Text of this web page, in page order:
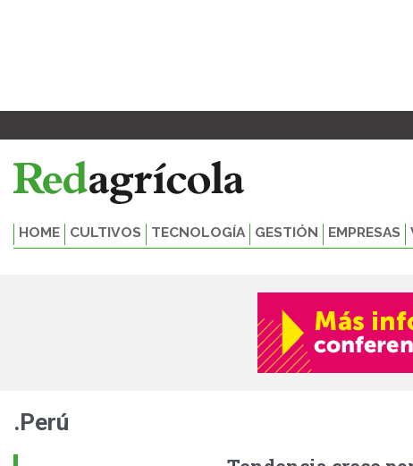
HOME CULTIVOS TECNOLOGÍA GESTIÓN EMPRESAS
.Perú